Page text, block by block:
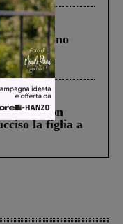
morirono
il
tir....
Castiglion
la figlia a